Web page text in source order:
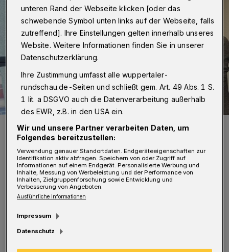
Bei der Vorstellung des Integrationsberichtes (von li.): Integrations-
Ressortleiterin Suna Lenz, Sozialdezernentin Annette Berg, Arlin
Çakal-Rasch (Leiterin des Kommunalen Integrationszentrums)
sowie Integrationsmanagement-Fachreferentin Burcu Künbül.
Foto: Stadt Wuppertal
D
unteren Rand der Webseite klicken [oder das
schwebende Symbol unten links auf der Webseite, falls
zutreffend]. Ihre Einstellungen gelten innerhalb unseres
Website. Weitere Informationen finden Sie in unserer
Datenschutzerklärung.
Ihre Zustimmung umfasst alle wuppertaler-
rundschau.de-Seiten und schließt gem. Art. 49 Abs. 1 S.
1 lit. a DSGVO auch die Datenverarbeitung außerhalb
des EWR, z.B. in den USA ein.
Wir und unsere Partner verarbeiten Daten, um
Folgendes bereitzustellen:
Verwendung genauer Standortdaten. Endgeräteeigenschaften zur
Identifikation aktiv abfragen. Speichern von oder Zugriff auf
Informationen auf einem Endgerät. Personalisierte Werbung und
Inhalte, Messung von Werbeleistung und der Performance von
Inhalten, Zielgruppenforschung sowie Entwicklung und
Verbesserung von Angeboten.
Ausführliche Informationen
Impressum
Datenschutz